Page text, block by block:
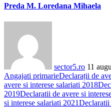
Preda M. Loredana Mihaela
sector5.ro 11
Angajati primarieDeclarații de
avere si interese salariati 2018
2019Declaratii de avere si
si interese salariati 2021Declaratii